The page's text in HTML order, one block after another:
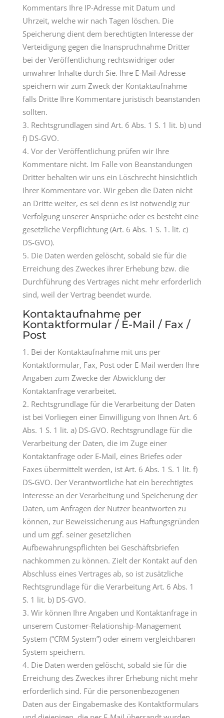
Kommentars Ihre IP-Adresse mit Datum und
Uhrzeit, welche wir nach Tagen löschen. Die
Speicherung dient dem berechtigten Interesse der
Verteidigung gegen die Inanspruchnahme Dritter
bei der Veröffentlichung rechtswidriger oder
unwahrer Inhalte durch Sie. Ihre E-Mail-Adresse
speichern wir zum Zweck der Kontaktaufnahme
falls Dritte Ihre Kommentare juristisch beanstanden
sollten.
Rechtsgrundlagen sind Art. 6 Abs. 1 S. 1 lit. b) und
f) DS-GVO.
Vor der Veröffentlichung prüfen wir Ihre
Kommentare nicht. Im Falle von Beanstandungen
Dritter behalten wir uns ein Löschrecht hinsichtlich
Ihrer Kommentare vor. Wir geben die Daten nicht
an Dritte weiter, es sei denn es ist notwendig zur
Verfolgung unserer Ansprüche oder es besteht eine
gesetzliche Verpflichtung (Art. 6 Abs. 1 S. 1. lit. c)
DS-GVO).
Die Daten werden gelöscht, sobald sie für die
Erreichung des Zweckes ihrer Erhebung bzw. die
Durchführung des Vertrages nicht mehr erforderlich
sind, weil der Vertrag beendet wurde.
Kontaktaufnahme per
Kontaktformular / E-Mail / Fax /
Post
Bei der Kontaktaufnahme mit uns per
Kontaktformular, Fax, Post oder E-Mail werden Ihre
Angaben zum Zwecke der Abwicklung der
Kontaktanfrage verarbeitet.
Rechtsgrundlage für die Verarbeitung der Daten
ist bei Vorliegen einer Einwilligung von Ihnen Art. 6
Abs. 1 S. 1 lit. a) DS-GVO. Rechtsgrundlage für die
Verarbeitung der Daten, die im Zuge einer
Kontaktanfrage oder E-Mail, eines Briefes oder
Faxes übermittelt werden, ist Art. 6 Abs. 1 S. 1 lit. f)
DS-GVO. Der Verantwortliche hat ein berechtigtes
Interesse an der Verarbeitung und Speicherung der
Daten, um Anfragen der Nutzer beantworten zu
können, zur Beweissicherung aus Haftungsgründen
und um ggf. seiner gesetzlichen
Aufbewahrungspflichten bei Geschäftsbriefen
nachkommen zu können. Zielt der Kontakt auf den
Abschluss eines Vertrages ab, so ist zusätzliche
Rechtsgrundlage für die Verarbeitung Art. 6 Abs. 1
S. 1 lit. b) DS-GVO.
Wir können Ihre Angaben und Kontaktanfrage in
unserem Customer-Relationship-Management
System (“CRM System”) oder einem vergleichbaren
System speichern.
Die Daten werden gelöscht, sobald sie für die
Erreichung des Zweckes ihrer Erhebung nicht mehr
erforderlich sind. Für die personenbezogenen
Daten aus der Eingabemaske des Kontaktformulars